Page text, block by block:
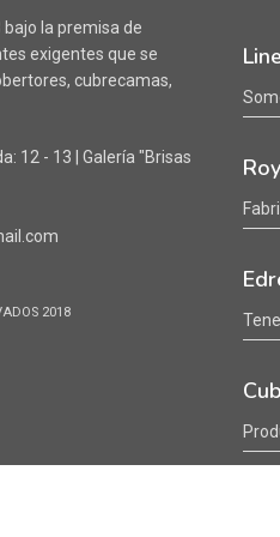
bajo la premisa de
exigentes que se
cubrecamas,
12 - 13 | Galería "Brisas
2018